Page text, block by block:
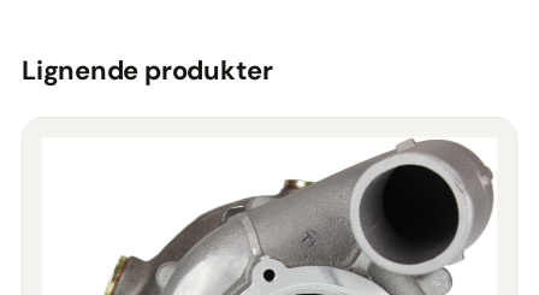
Lignende produkter